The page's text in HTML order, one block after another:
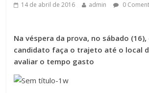
14 de abril de 2016 admin 0
Na véspera da prova, no sábado
candidato faça o trajeto até o local
avaliar o tempo gasto